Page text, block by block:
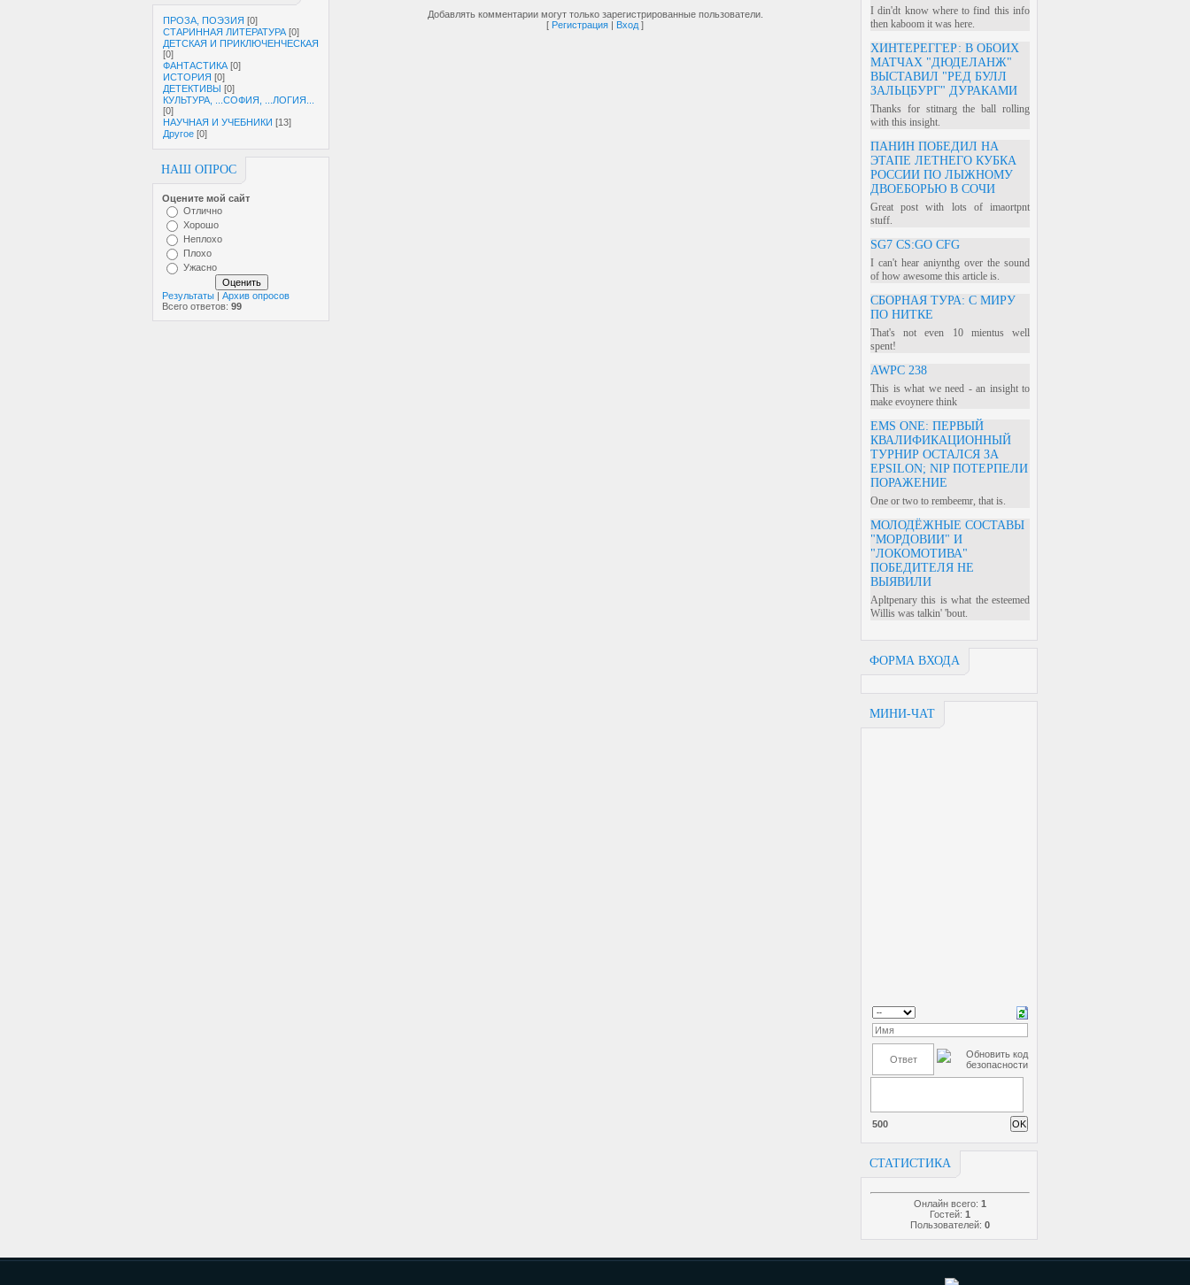
ПРОЗА, ПОЭЗИЯ [0]
СТАРИННАЯ ЛИТЕРАТУРА [0]
ДЕТСКАЯ И ПРИКЛЮЧЕНЧЕСКАЯ
[0]
ФАНТАСТИКА [0]
ИСТОРИЯ [0]
ДЕТЕКТИВЫ [0]
КУЛЬТУРА, ...СОФИЯ, ...ЛОГИЯ...
[0]
НАУЧНАЯ И УЧЕБНИКИ [13]
Другое [0]
НАШ ОПРОС
Оцените мой сайт
Отлично
Хорошо
Неплохо
Плохо
Ужасно
Результаты | Архив опросов
Всего ответов: 99
I din'dt know where to find this info
then kaboom it was here.
ХИНТЕРЕГГЕР: В ОБОИХ
МАТЧАХ "ДЮДЕЛАНЖ"
ВЫСТАВИЛ "РЕД БУЛЛ
ЗАЛЬЦБУРГ" ДУРАКАМИ
Thanks for stitnarg the ball rolling
with this insight.
ПАНИН ПОБЕДИЛ НА
ЭТАПЕ ЛЕТНЕГО КУБКА
РОССИИ ПО ЛЫЖНОМУ
ДВОЕБОРЬЮ В СОЧИ
Great post with lots of imaortpnt
stuff.
SG7 CS:GO CFG
I can't hear aniynthg over the sound
of how awesome this article is.
СБОРНАЯ ТУРА: С МИРУ
ПО НИТКЕ
That's not even 10 mientus well
spent!
AWPC 238
This is what we need - an insight to
make evoynere think
EMS ONE: ПЕРВЫЙ
КВАЛИФИКАЦИОННЫЙ
ТУРНИР ОСТАЛСЯ ЗА
EPSILON; NIP ПОТЕРПЕЛИ
ПОРАЖЕНИЕ
One or two to rembeemr, that is.
МОЛОДЁЖНЫЕ СОСТАВЫ
"МОРДОВИИ" И
"ЛОКОМОТИВА"
ПОБЕДИТЕЛЯ НЕ
ВЫЯВИЛИ
Apltpenary this is what the esteemed
Willis was talkin' 'bout.
ФОРМА ВХОДА
МИНИ-ЧАТ
500
СТАТИСТИКА
Онлайн всего: 1
Гостей: 1
Пользователей: 0
Добавлять комментарии могут только зарегистрированные пользователи.
[ Регистрация | Вход ]